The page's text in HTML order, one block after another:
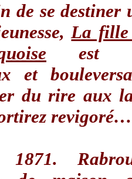
de se destiner
La fille
est
et
du rire aux
revigoré…
1871.